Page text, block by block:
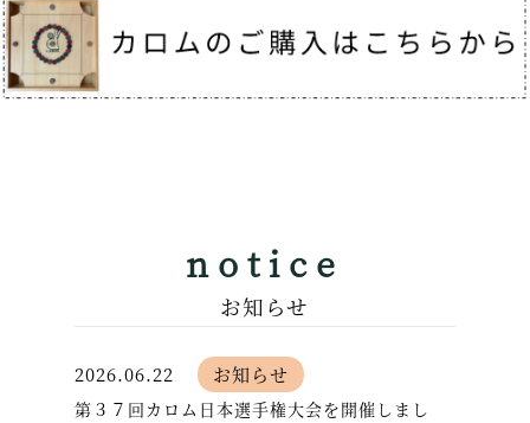
notice
お知らせ
2026.06.22 お知らせ
第３７回カロム日本選手権大会を開催しまし